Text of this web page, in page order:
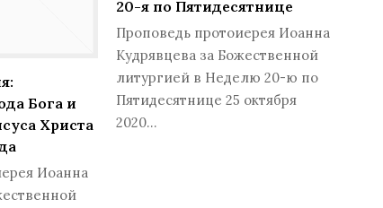
Бога и
Христа
Иоанна
20-я по Пятидесятнице
Проповедь протоиерея Иоанна
Кудрявцева за Божественной
литургией в Неделю 20-ю по
Пятидесятнице 25 октября
2020…